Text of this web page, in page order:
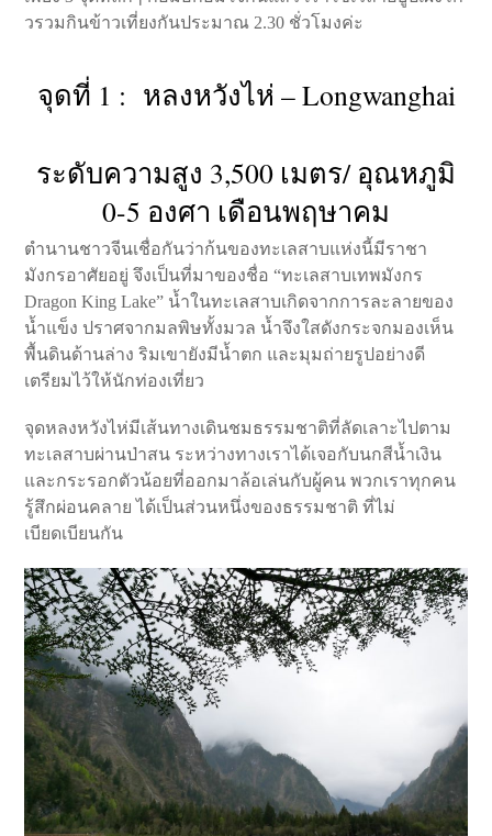
วรวมกินข้าวเที่ยงกันประมาณ 2.30 ชั่วโมงค่ะ
จุดที่ 1 : หลงหวังไห่ – Longwanghai
ระดับความสูง 3,500 เมตร/ อุณหภูมิ
0-5 องศา เดือนพฤษาคม
ตำนานชาวจีนเชื่อกันว่าก้นของทะเลสาบแห่งนี้มีราชา
มังกรอาศัยอยู่ จึงเป็นที่มาของชื่อ “ทะเลสาบเทพมังกร
Dragon King Lake” น้ำในทะเลสาบเกิดจากการละลายของ
น้ำแข็ง ปราศจากมลพิษทั้งมวล น้ำจึงใสดังกระจกมองเห็น
พื้นดินด้านล่าง ริมเขายังมีน้ำตก และมุมถ่ายรูปอย่างดี
เตรียมไว้ให้นักท่องเที่ยว
จุดหลงหวังไห่มีเส้นทางเดินชมธรรมชาติที่ลัดเลาะไปตาม
ทะเลสาบผ่านป่าสน ระหว่างทางเราได้เจอกับนกสีน้ำเงิน
และกระรอกตัวน้อยที่ออกมาล้อเล่นกับผู้คน พวกเราทุกคน
รู้สึกผ่อนคลาย ได้เป็นส่วนหนึ่งของธรรมชาติ ที่ไม่
เบียดเบียนกัน